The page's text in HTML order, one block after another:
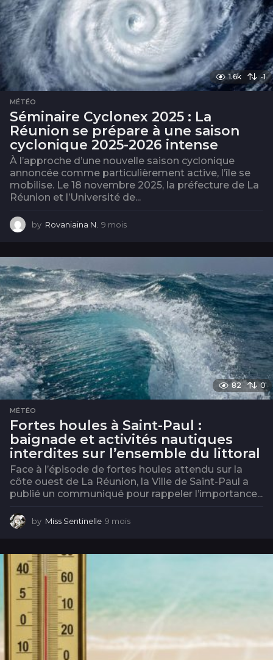
1.6k -1
MÉTÉO
Séminaire Cyclonex 2025 : La
Réunion se prépare à une saison
cyclonique 2025-2026 intense
À l’approche d’une nouvelle saison cyclonique
annoncée comme particulièrement active, l’île se
mobilise. Le 18 novembre 2025, la préfecture de La
Réunion et l’Université de...
by Rovaniaina N. 9 mois
i
82 0
MÉTÉO
Fortes houles à Saint-Paul :
baignade et activités nautiques
interdites sur l’ensemble du littoral
Face à l’épisode de fortes houles attendu sur la
côte ouest de La Réunion, la Ville de Saint-Paul a
publié un communiqué pour rappeler l’importance...
by Miss Sentinelle 9 mois
i